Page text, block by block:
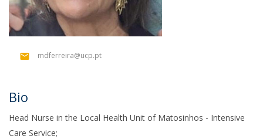
mdferreira@ucp.pt
Bio
Head Nurse in the Local Health Unit of Matosinhos - Intensive
Care Service;